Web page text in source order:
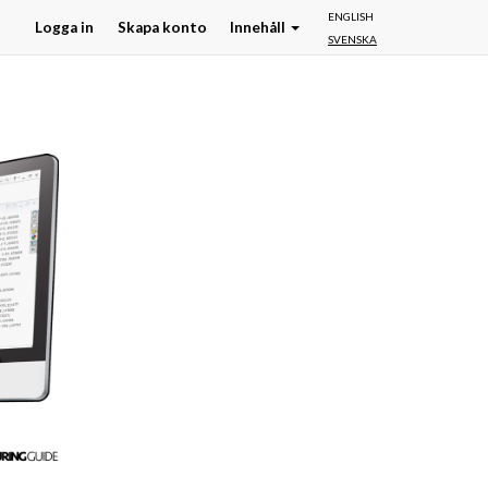
ENGLISH
SVENSKA
Logga in Skapa konto Innehåll